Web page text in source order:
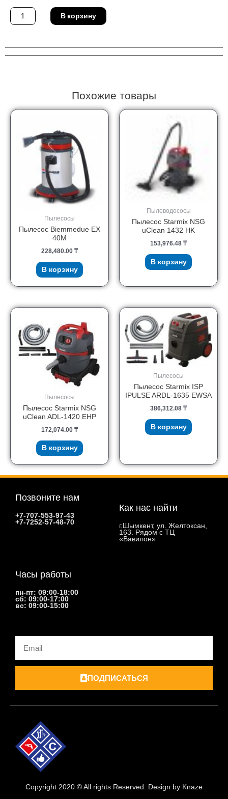
Количество
товара
Щетка
54
В корзину
Похожие товары
Пылесосы
Пылесос Biemmedue EX
40M
228,480.00 ₸
В корзину
Пылеводососы
Пылесос Starmix NSG
uClean 1432 HK
153,976.48 ₸
В корзину
Пылесосы
Пылесос Starmix NSG
uClean ADL-1420 EHP
172,074.00 ₸
В корзину
Пылесосы
Пылесос Starmix ISP
IPULSE ARDL-1635 EWSA
386,312.08 ₸
В корзину
Позвоните нам
+7-707-553-97-43
+7-7252-57-48-70
Как нас найти
г.Шымкент, ул. Желтоксан,
163. Рядом с ТЦ
«Вавилон»
Часы работы
пн-пт: 09:00-18:00
сб: 09:00-17:00
вс: 09:00-15:00
Email
ПОДПИСАТЬСЯ
Copyright 2020 © All rights Reserved. Design by Knaze